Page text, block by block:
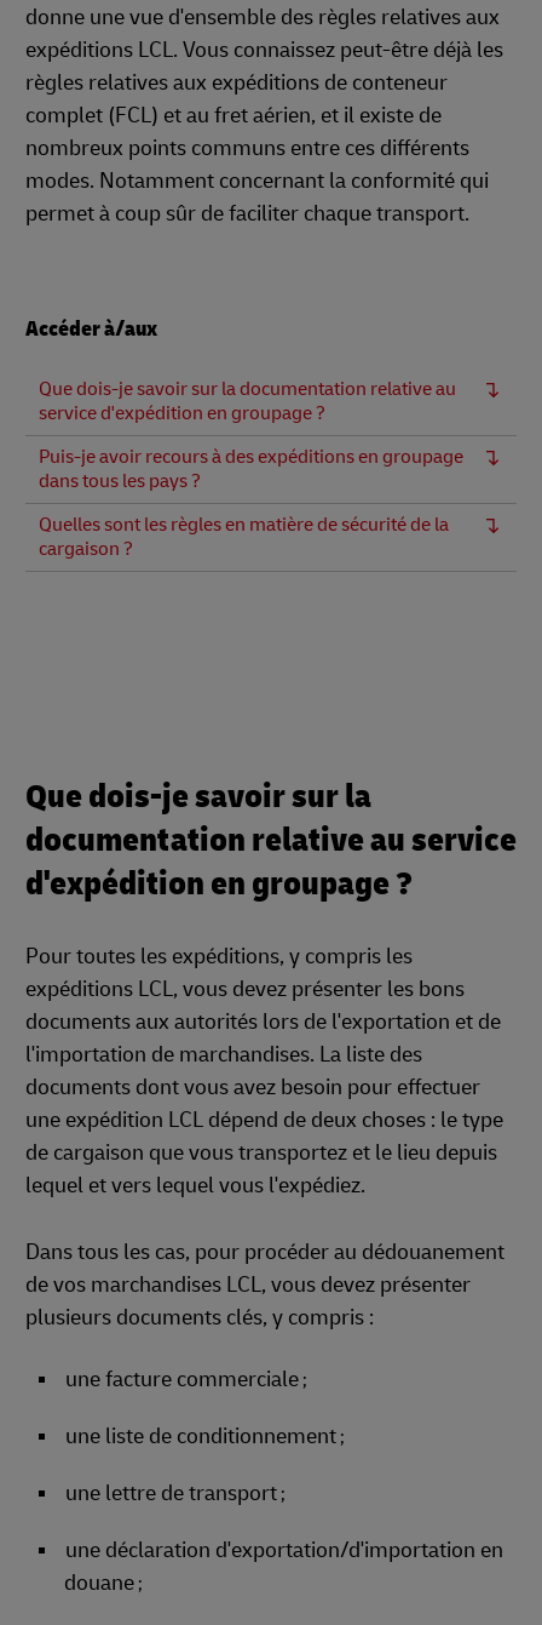
donne une vue d'ensemble des règles relatives aux
expéditions LCL. Vous connaissez peut-être déjà les
règles relatives aux expéditions de conteneur
complet (FCL) et au fret aérien, et il existe de
nombreux points communs entre ces différents
modes. Notamment concernant la conformité qui
permet à coup sûr de faciliter chaque transport.
Accéder à/aux
Que dois-je savoir sur la documentation relative au
service d'expédition en groupage ?
Puis-je avoir recours à des expéditions en groupage
dans tous les pays ?
Quelles sont les règles en matière de sécurité de la
cargaison ?
Que dois-je savoir sur la
documentation relative au service
d'expédition en groupage ?
Pour toutes les expéditions, y compris les
expéditions LCL, vous devez présenter les bons
documents aux autorités lors de l'exportation et de
l'importation de marchandises. La liste des
documents dont vous avez besoin pour effectuer
une expédition LCL dépend de deux choses : le type
de cargaison que vous transportez et le lieu depuis
lequel et vers lequel vous l'expédiez.
Dans tous les cas, pour procéder au dédouanement
de vos marchandises LCL, vous devez présenter
plusieurs documents clés, y compris :
une facture commerciale ;
une liste de conditionnement ;
une lettre de transport ;
une déclaration d'exportation/d'importation en
douane ;